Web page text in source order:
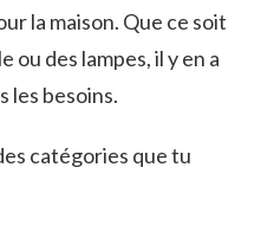
la maison. Que ce soit
ou des lampes, il y en a
les besoins.
catégories que tu